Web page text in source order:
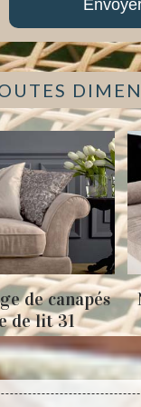
de canapés
de lit 31